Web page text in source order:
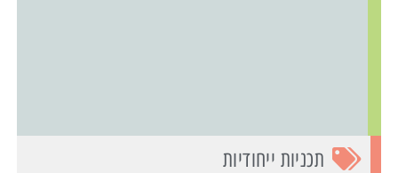
תכניות ייחודיות